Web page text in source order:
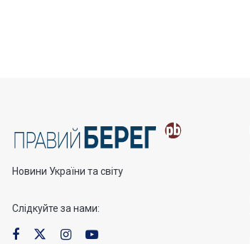
Новини України та світу
Слідкуйте за нами: